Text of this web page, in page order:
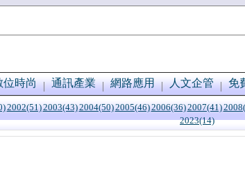
位時尚 通訊產業 網路應用 人文企管 免
2002(51)2003(43)2004(50)2005(46)2006(36)2007(41)
2023(14)